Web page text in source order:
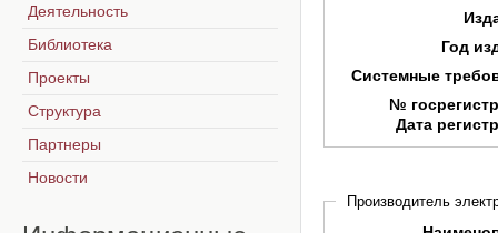
Год
Системные
№
Дата
Производитель
Деятельность
Библиотека
Проекты
Структура
Партнеры
Новости